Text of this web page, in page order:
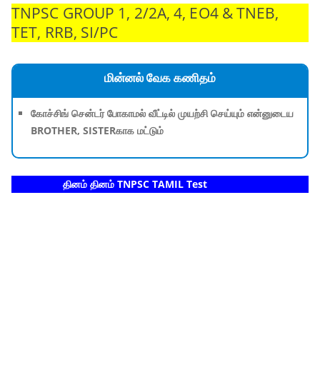
TNPSC GROUP 1, 2/2A, 4, EO4 & TNEB,
TET, RRB, SI/PC
மின்னல் வேக கணிதம்
கோச்சிங் சென்டர் போகாமல் வீட்டில் முயற்சி செய்யும் என்னுடைய
BROTHER, SISTERகாக மட்டும்
தினம் தினம் TNPSC TAMIL Test